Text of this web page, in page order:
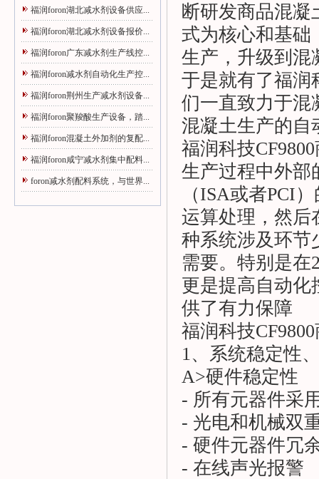
福润foron湖北减水剂设备供应...
福润foron湖北减水剂设备报价...
福润foron广东减水剂生产线控...
福润foron减水剂自动化生产控...
福润foron荆州生产减水剂设备...
福润foron聚羧酸生产设备，踏...
福润foron混凝土外加剂的复配...
福润foron咸宁减水剂集中配料...
foron减水剂配料系统，与世界...
断研发商品混
式为核心和基础
生产，升级到混
于是就有了福润
们一直致力于混
混凝土生产的自
福润科技
生产过程中外部
（ISA或者PCI
运算处理，然后
种系统涉及环节
需要。特别是在
更是提高自动化
供了有力保障
福润科技
1、系统稳定性
A>硬件稳定性
- 所有元器件采
- 光电和机械双
- 硬件元器件冗
- 在线声光报警